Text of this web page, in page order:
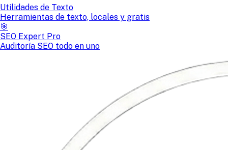
Utilidades de Texto
Herramientas de texto, locales y gratis
🎯
SEO Expert Pro
Auditoría SEO todo en uno